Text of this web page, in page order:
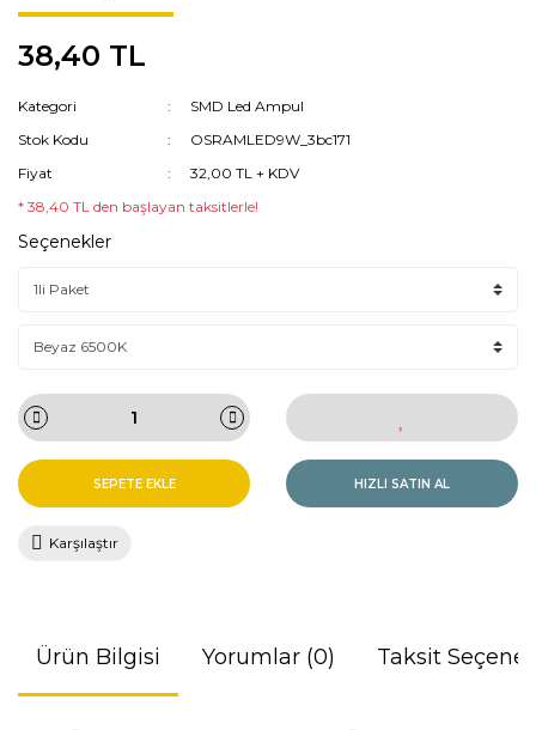
38,40 TL
Kategori
SMD Led Ampul
Stok Kodu
OSRAMLED9W_3bc171
Fiyat
32,00 TL + KDV
* 38,40 TL den başlayan taksitlerle!
Seçenekler
SEPETE EKLE HIZLI SATIN AL
Karşılaştır
Ürün Bilgisi Yorumlar (0) Taksit